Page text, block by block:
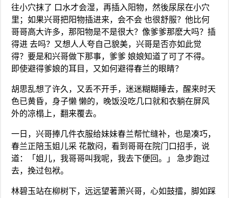
往小穴抹了 口水才会湿，再插入阳物，然後尿尿在小穴
里；如果兴哥把阳物插进来，会不会 也很舒服？他比何
哥哥高大许多，那阳物是不是很大？像爹爹那麽大吗？插
得进 去吗？又想人人夸自己貌美，兴哥是否亦如此觉
得？要是和兴哥做下那事，爹爹 娘娘知道了可了不得。
即使避得爹娘的耳目，又如何避得春兰的眼睛？
胡思乱想了许久，又丢不开手，迷迷糊糊睡去，醒来时天
色已黄昏，身子懒 懒的，晚饭没吃几口就和衣躺在屏风
外的凉榻上，翻来覆去。
一日，兴哥捧几件衣服给妹妹春兰帮忙缝补，也是凑巧，
春兰正陪玉姐儿采 花散闷，看到哥哥在院门口招手，说
道：「姐儿，我哥哥叫我呢，我去下便回。」 急步跑过
去，挽过包袱。
林碧玉站在柳树下，远远望著萧兴哥，心如鼓擂，脚如踩